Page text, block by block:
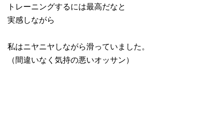
トレーニングするには最高だなと
実感しながら
私はニヤニヤしながら滑っていました。
（間違いなく気持の悪いオッサン）